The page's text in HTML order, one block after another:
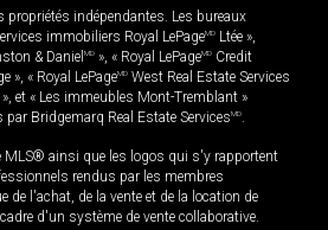
propriétés indépendantes. Les bureaux
immobiliers Royal LePageMD Ltée »,
& Daniel MD », « Royal LePageMD Credit
», « Royal LePageMD West Real Estate Services
et « Les immeubles Mont-Tremblant »
Bridgemarq Real Estate ServicesMD.
MLS® ainsi que les logos qui s'y rapportent
rendus par les membres
de l'achat, de la vente et de la location de
d'un système de vente collaborative.